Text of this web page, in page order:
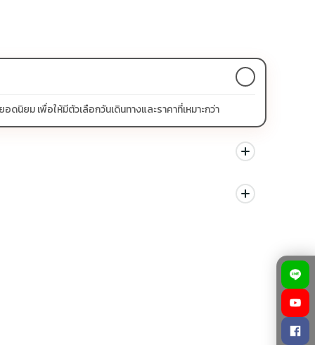
ยม เพื่อให้มีตัวเลือกวันเดินทางและราคาที่เหมาะกว่า
สามารถดูสัญลักษณ์โปรโมชั่นในรายการทัวร์แต่ละรายการได้